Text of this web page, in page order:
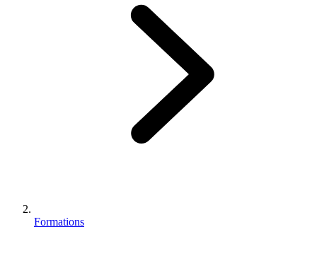
Formations